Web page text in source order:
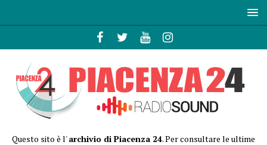
Questo sito è l'archivio di Piacenza 24. Per consultare le ultime